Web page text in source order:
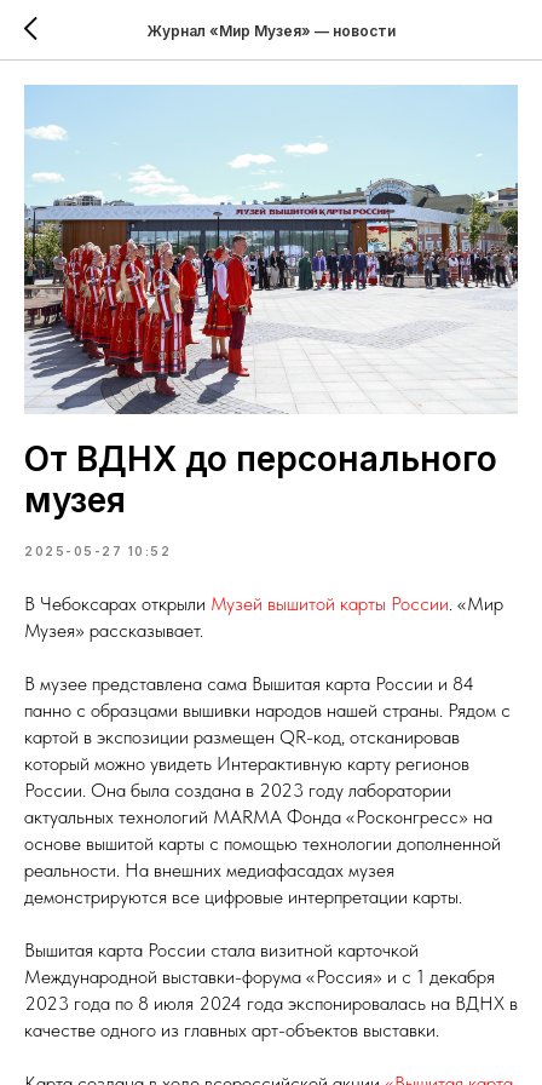
Журнал «Мир Музея» — новости
От ВДНХ до персонального
музея
2025-05-27 10:52
В Чебоксарах открыли Музей вышитой карты России. «Мир
Музея» рассказывает.
В музее представлена сама Вышитая карта России и 84
панно с образцами вышивки народов нашей страны. Рядом с
картой в экспозиции размещен QR-код, отсканировав
который можно увидеть Интерактивную карту регионов
России. Она была создана в 2023 году лаборатории
актуальных технологий MARMA Фонда «Росконгресс» на
основе вышитой карты с помощью технологии дополненной
реальности. На внешних медиафасадах музея
демонстрируются все цифровые интерпретации карты.
Вышитая карта России стала визитной карточкой
Международной выставки-форума «Россия» и с 1 декабря
2023 года по 8 июля 2024 года экспонировалась на ВДНХ в
качестве одного из главных арт-объектов выставки.